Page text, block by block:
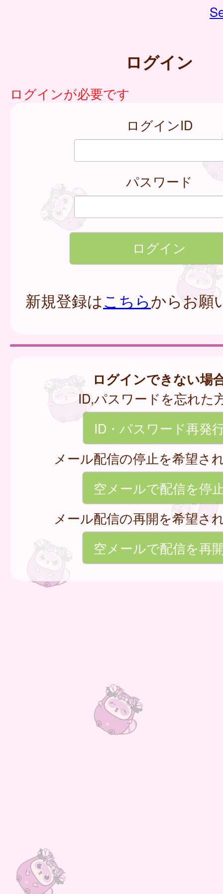
ログイン
ログインが必要です
ログインID
パスワード
新規登録はこちらからお願
ログインできない場
ID,パスワードを忘れた
ID・パスワード再発
メール配信の停止を希望さ
空メールで配信を停
メール配信の再開を希望さ
空メールで配信を再